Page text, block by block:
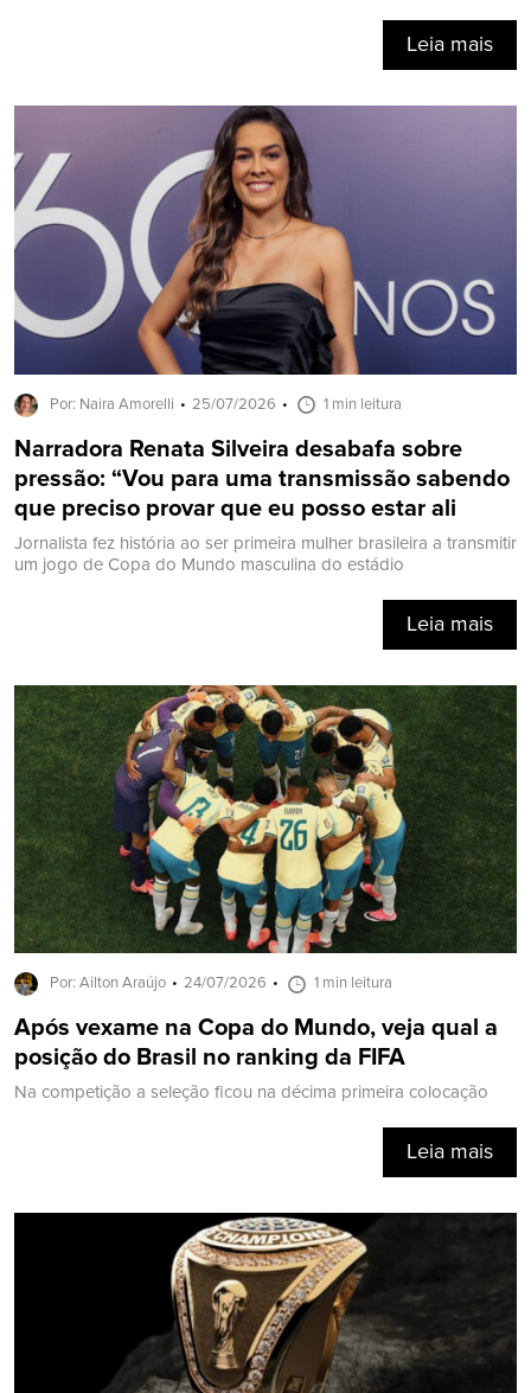
Leia mais
Por: Naira Amorelli 25/07/2026 1 min leitura
Narradora Renata Silveira desabafa sobre
pressão: “Vou para uma transmissão sabendo
que preciso provar que eu posso estar ali
Jornalista fez história ao ser primeira mulher brasileira a transmitir
um jogo de Copa do Mundo masculina do estádio
Leia mais
Por: Ailton Araújo 24/07/2026 1 min leitura
Após vexame na Copa do Mundo, veja qual a
posição do Brasil no ranking da FIFA
Na competição a seleção ficou na décima primeira colocação
Leia mais